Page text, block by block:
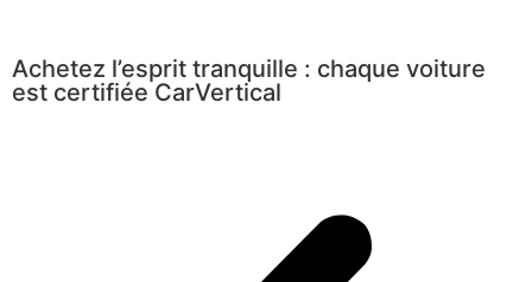
Achetez l’esprit tranquille : chaque voiture
est certifiée CarVertical